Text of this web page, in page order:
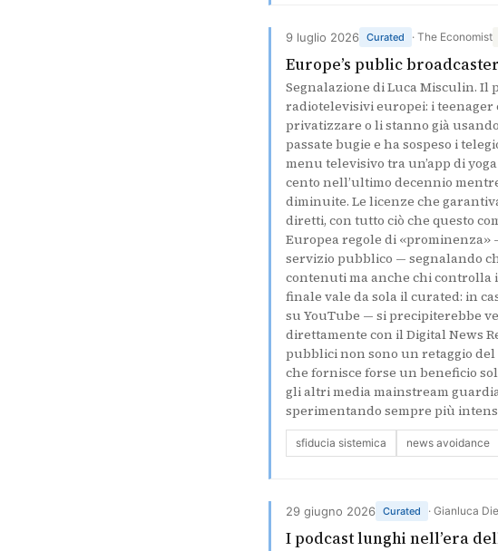
9 luglio 2026 Curated · The Economist
Europe’s public
Segnalazione di Luca Misculin. Il
radiotelevisivi europei: i
privatizzare o li stanno già
passate bugie e ha sospeso i
menu televisivo tra un’app di
cento nell’ultimo decennio
diminuite. Le licenze che
diretti, con tutto ciò che questo
Europea regole di
servizio pubblico — segnalando
contenuti ma anche chi controlla
finale vale da sola il curated: in
su YouTube — si precipiterebbe
direttamente con il Digital News
pubblici non sono un retaggio
che fornisce forse un beneficio
gli altri media mainstream
sperimentando sempre più
sfiducia sistemica news avoidance
29 giugno 2026 Curated · Gianluca
I podcast lunghi nell’era